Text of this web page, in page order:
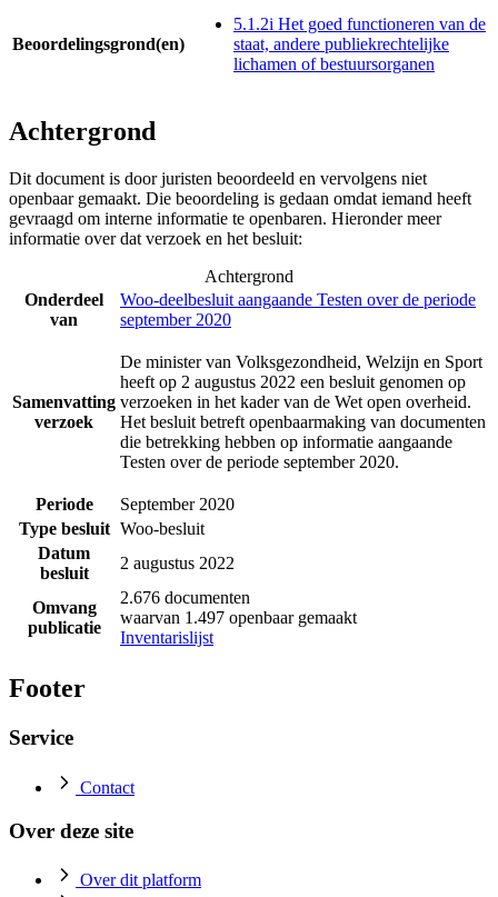
Beoordelingsgrond(en)
5.1.2i Het goed functioneren van de
staat, andere publiekrechtelijke
lichamen of bestuursorganen
Achtergrond
Dit document is door juristen beoordeeld en vervolgens niet
openbaar gemaakt. Die beoordeling is gedaan omdat iemand heeft
gevraagd om interne informatie te openbaren. Hieronder meer
informatie over dat verzoek en het besluit:
Achtergrond
Onderdeel
van
Woo-deelbesluit aangaande Testen over de periode
september 2020
Samenvatting
verzoek
De minister van Volksgezondheid, Welzijn en Sport
heeft op 2 augustus 2022 een besluit genomen op
verzoeken in het kader van de Wet open overheid.
Het besluit betreft openbaarmaking van documenten
die betrekking hebben op informatie aangaande
Testen over de periode september 2020.
Periode
September 2020
Type besluit Woo-besluit
Datum
besluit
2 augustus 2022
Omvang
publicatie
2.676 documenten
waarvan 1.497 openbaar gemaakt
Inventarislijst
Footer
Service
Contact
Over deze site
Over dit platform